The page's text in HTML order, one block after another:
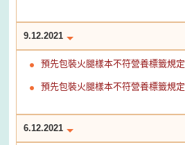
9.12.2021
預先包裝火腿樣本不符營養標籤規定
預先包裝火腿樣本不符營養標籤規定
6.12.2021